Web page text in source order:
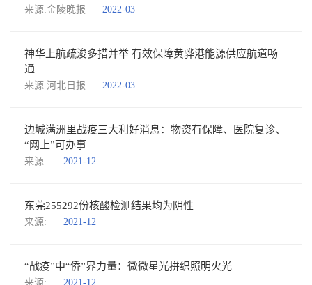
来源:金陵晚报 2022-03
神华上航疏浚多措并举 有效保障黄骅港能源供应航道畅
通
来源:河北日报 2022-03
边城满洲里战疫三大利好消息：物资有保障、医院复诊、
“网上”可办事
来源: 2021-12
东莞255292份核酸检测结果均为阴性
来源: 2021-12
“战疫”中“侨”界力量：微微星光拼织照明火光
来源: 2021-12